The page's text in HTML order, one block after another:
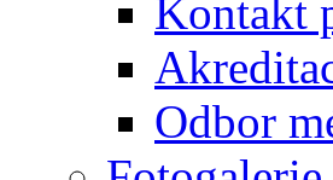
Kontakt
Odbor